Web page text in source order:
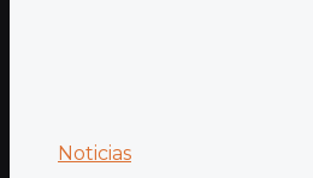
Noticias